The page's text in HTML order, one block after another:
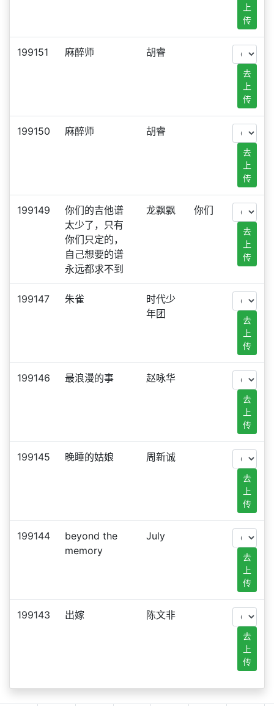
上
传
199151 麻醉师 胡睿
去
上
传
199150 麻醉师 胡睿
去
上
传
199149
你们的吉他谱
太少了，只有
你们只定的，
自己想要的谱
永远都求不到
龙飘飘 你们
去
上
传
199147 朱雀
时代少
年团
去
上
传
199146 最浪漫的事 赵咏华
去
上
传
199145 晚睡的姑娘 周新诚
去
上
传
199144
beyond the
memory
July
去
上
传
199143 出嫁 陈文非
去
上
传